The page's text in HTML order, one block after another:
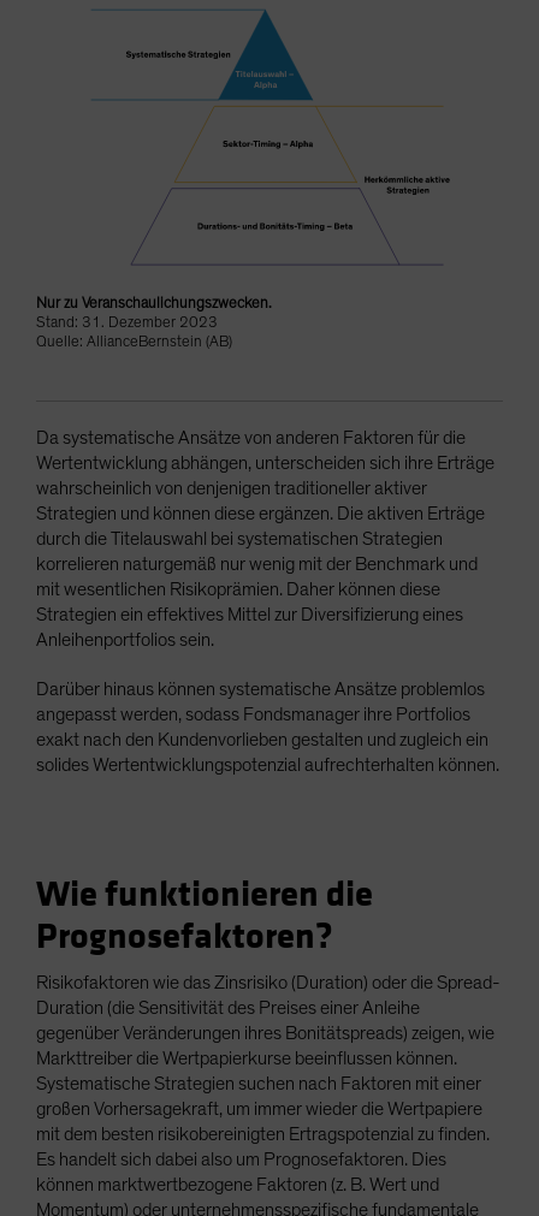
Nur zu Veranschaulichungszwecken.
Stand: 31. Dezember 2023
Quelle: AllianceBernstein (AB)
Da systematische Ansätze von anderen Faktoren für die
Wertentwicklung abhängen, unterscheiden sich ihre Erträge
wahrscheinlich von denjenigen traditioneller aktiver
Strategien und können diese ergänzen. Die aktiven Erträge
durch die Titelauswahl bei systematischen Strategien
korrelieren naturgemäß nur wenig mit der Benchmark und
mit wesentlichen Risikoprämien. Daher können diese
Strategien ein effektives Mittel zur Diversifizierung eines
Anleihenportfolios sein.
Darüber hinaus können systematische Ansätze problemlos
angepasst werden, sodass Fondsmanager ihre Portfolios
exakt nach den Kundenvorlieben gestalten und zugleich ein
solides Wertentwicklungspotenzial aufrechterhalten können.
Wie funktionieren die
Prognosefaktoren?
Risikofaktoren wie das Zinsrisiko (Duration) oder die Spread-
Duration (die Sensitivität des Preises einer Anleihe
gegenüber Veränderungen ihres Bonitätspreads) zeigen, wie
Markttreiber die Wertpapierkurse beeinflussen können.
Systematische Strategien suchen nach Faktoren mit einer
großen Vorhersagekraft, um immer wieder die Wertpapiere
mit dem besten risikobereinigten Ertragspotenzial zu finden.
Es handelt sich dabei also um Prognosefaktoren. Dies
können marktwertbezogene Faktoren (z. B. Wert und
Momentum) oder unternehmensspezifische fundamentale